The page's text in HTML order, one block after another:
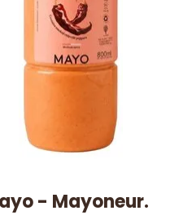
- Mayoneur.